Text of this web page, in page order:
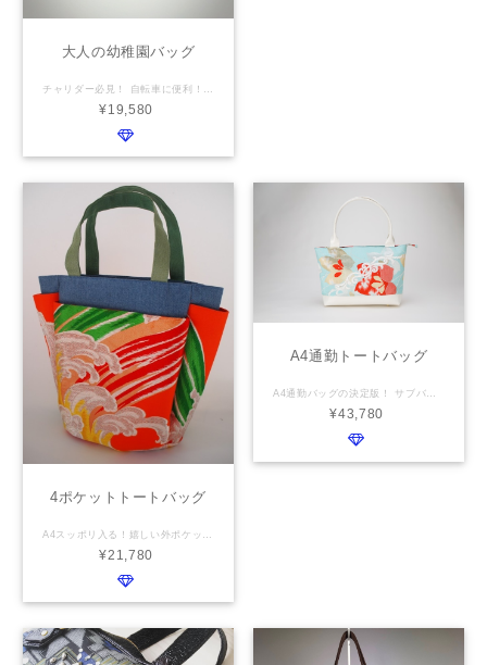
大人の幼稚園バッグ
¥19,580
4ポケットトートバッグ
¥21,780
A4通勤トートバッグ
A4通勤バッグの決定版！ サブバッグ要らず？Ａ４スッポリ、長財布もお弁当も♬ とにかく持ちやすい、使いやすい、フォーマルにもカジュアルにも・・・ ＊このバッグの底部分は、基本は本革を使用します。 ＊帆布やデニムをお考えの方は一度ご相談ください。 仕様 横幅：43cm 高さ：27cm マチ：12cm 表地 ：お客様のお持ち込みの着物・帯 ／ 袴部分（底）本革 背胴にファスナーポケット 裏地：お客様のお持ち込みの着物・帯・弊社在庫品 ／ 仕切りポケット1つ 持ち手：本革
¥43,780